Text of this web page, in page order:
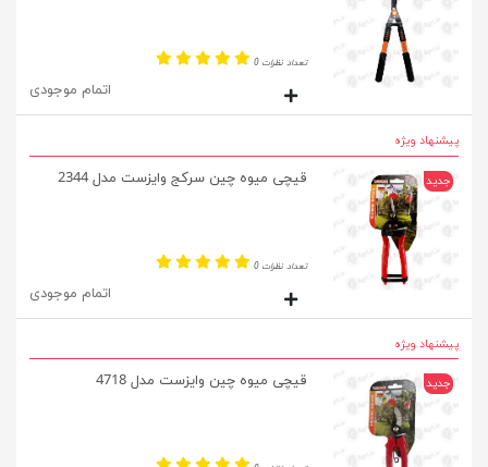
تعداد نظرات 0
اتمام موجودی
پیشنهاد ویژه
جدید قیچی میوه چین سرکج وایزست مدل 2344
تعداد نظرات 0
اتمام موجودی
پیشنهاد ویژه
جدید قیچی میوه چین وایزست مدل 4718